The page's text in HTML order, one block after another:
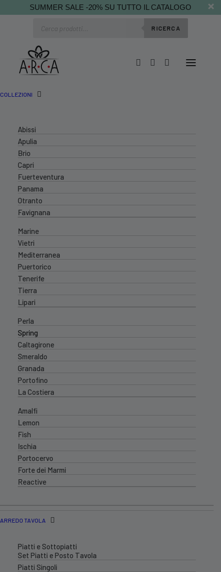
SUMMER SALE -20% SU TUTTO IL CATALOGO
RICERCA
COLLEZIONI
Abissi
Apulia
Brio
Capri
Fuerteventura
Panama
Otranto
Favignana
Marine
Vietri
Mediterranea
Puertorico
Tenerife
Tierra
Lipari
Perla
Spring
Caltagirone
Smeraldo
Granada
Portofino
La Costiera
Amalfi
Lemon
Fish
Ischia
Portocervo
Forte dei Marmi
Reactive
ARREDO TAVOLA
Piatti e Sottopiatti
Set Piatti e Posto Tavola
Piatti Singoli